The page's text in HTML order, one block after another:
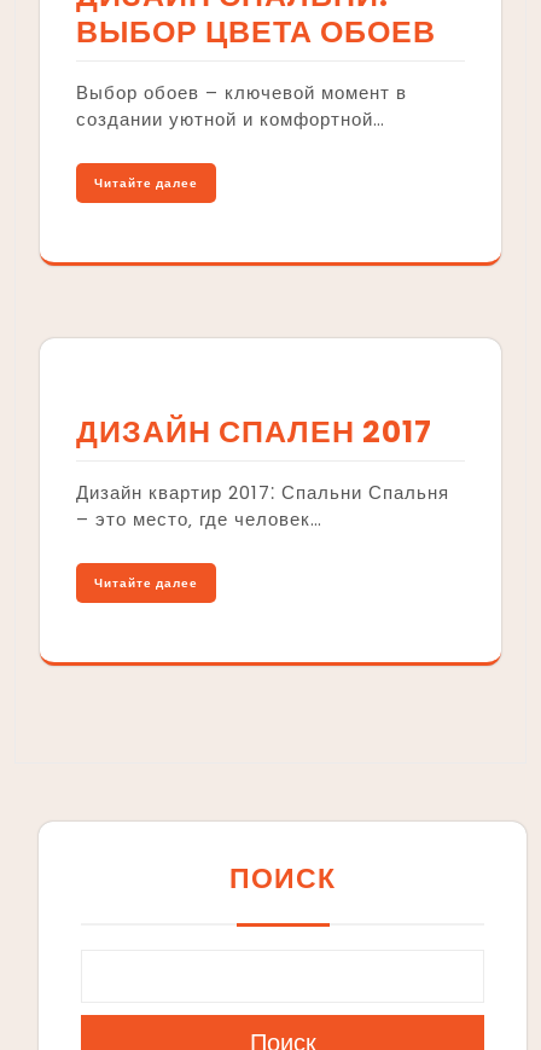
ВЫБОР ЦВЕТА ОБОЕВ
Выбор обоев – ключевой момент в
создании уютной и комфортной…
Читайте далее
ДИЗАЙН СПАЛЕН 2017
Дизайн квартир 2017⁚ Спальни Спальня
– это место‚ где человек…
Читайте далее
ПОИСК
Поиск